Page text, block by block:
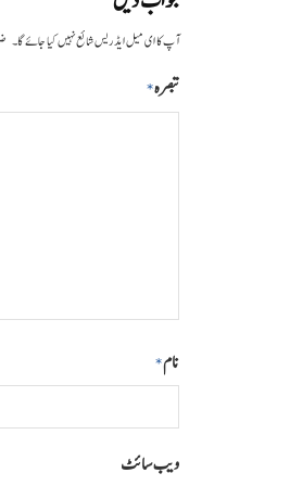
آپ کا ای میل ایڈریس شائع نہیں کیا جائے گا۔
تبصرہ*
نام*
ویب‌ سائٹ